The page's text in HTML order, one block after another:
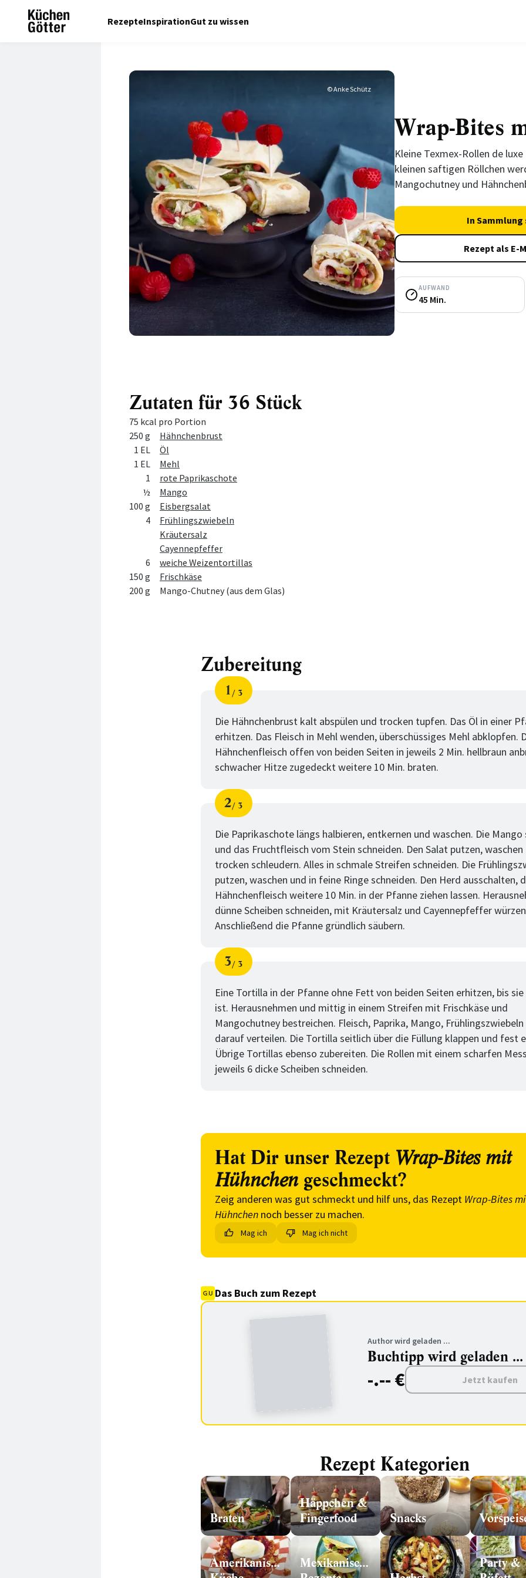
RezepteInspirationGut zu wissen
© Anke Schütz
Wrap-Bites
Kleine Texmex-Rollen de
kleinen saftigen Röllchen
Mangochutney und
In Sammlung
Rezept als E-
AUFWAND
45 Min.
Zutaten für 36 Stück
75 kcal pro Portion
Menge
Zutat
250 g
Hähnchenbrust
1 EL
Öl
1 EL
Mehl
1
rote Paprikaschote
½
Mango
100 g
Eisbergsalat
4
Frühlingszwiebeln
Kräutersalz
Cayennepfeffer
6
weiche Weizentortillas
150 g
Frischkäse
200 g
Mango-Chutney (aus dem Glas)
Zubereitung
Schritt
1
von
3
Die Hähnchenbrust kalt abspülen und trocken tupfen. Das Öl in einer
erhitzen. Das Fleisch in Mehl wenden, überschüssiges Mehl abklopfen.
Hähnchenfleisch offen von beiden Seiten in jeweils 2 Min. hellbraun
schwacher Hitze zugedeckt weitere 10 Min. braten.
Schritt
2
von
3
Die Paprikaschote längs halbieren, entkernen und waschen. Die Mango
und das Fruchtfleisch vom Stein schneiden. Den Salat putzen, waschen
trocken schleudern. Alles in schmale Streifen schneiden. Die
putzen, waschen und in feine Ringe schneiden. Den Herd ausschalten,
Hähnchenfleisch weitere 10 Min. in der Pfanne ziehen lassen.
dünne Scheiben schneiden, mit Kräutersalz und Cayennepfeffer
Anschließend die Pfanne gründlich säubern.
Schritt
3
von
3
Eine Tortilla in der Pfanne ohne Fett von beiden Seiten erhitzen, bis
ist. Herausnehmen und mittig in einem Streifen mit Frischkäse und
Mangochutney bestreichen. Fleisch, Paprika, Mango,
darauf verteilen. Die Tortilla seitlich über die Füllung klappen und fest
Übrige Tortillas ebenso zubereiten. Die Rollen mit einem scharfen
jeweils 6 dicke Scheiben schneiden.
Hat Dir unser Rezept Wrap-Bites mit
Hühnchengeschmeckt?
Zeig anderen was gut schmeckt und hilf uns, das Rezept Wrap-Bites
Hühnchen noch besser zu machen.
Mag ich Mag ich nicht
Das Buch zum Rezept
Author wird geladen ...
Buchtipp wird geladen ...
-.-- € Jetzt kaufen
Rezept Kategorien
Braten
Häppchen &
Fingerfood
Snacks
Amerikanische
Mexikanische
Party &